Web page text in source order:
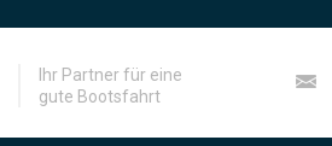
Ihr Partner für eine
gute Bootsfahrt